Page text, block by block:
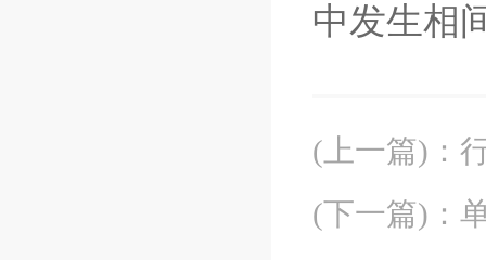
中发生相
(上一篇) ：
(下一篇) ：